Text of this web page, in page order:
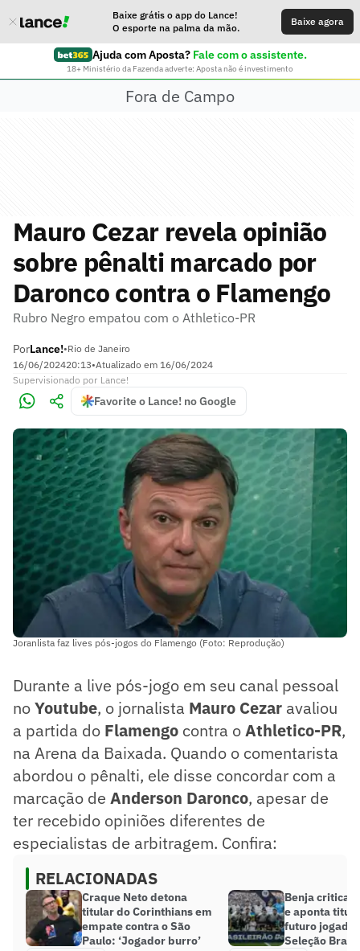
Baixe grátis o app do Lance!
O esporte na palma da mão.
Baixe agora
Ajuda com Aposta? Fale com o assistente.
18+ Ministério da Fazenda adverte: Aposta não é investimento
Fora de Campo
Mauro Cezar revela opinião
sobre pênalti marcado por
Daronco contra o Flamengo
Rubro Negro empatou com o Athletico-PR
PorLance!•Rio de Janeiro
16/06/202420:13•Atualizado em 16/06/2024
Supervisionado por Lance!
Favorite o Lance! no Google
Joranlista faz lives pós-jogos do Flamengo (Foto: Reprodução)
Durante a live pós-jogo em seu canal pessoal
noYoutube, o jornalista Mauro Cezar avaliou
a partida do Flamengo contra oAthletico-PR,
na Arena da Baixada. Quando o comentarista
abordou o pênalti, ele disse concordar com a
marcação de Anderson Daronco, apesar de
ter recebido opiniões diferentes de
especialistas de arbitragem. Confira:
RELACIONADAS
Craque Neto detona
titular do Corinthians em
empate contra o São
Paulo: ‘Jogador burro’
Benja critica
e aponta
futuro
Seleção